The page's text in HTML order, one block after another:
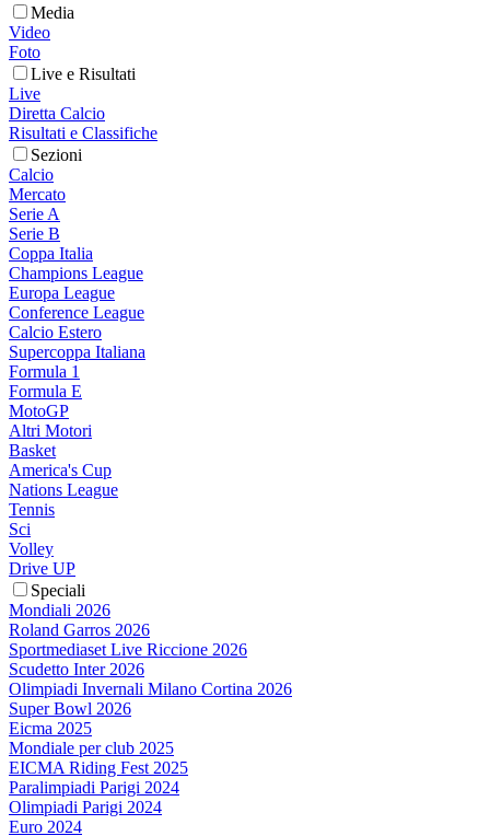
Media
Video
Foto
Live e Risultati
Live
Diretta Calcio
Risultati e Classifiche
Sezioni
Calcio
Mercato
Serie A
Serie B
Coppa Italia
Champions League
Europa League
Conference League
Calcio Estero
Supercoppa Italiana
Formula 1
Formula E
MotoGP
Altri Motori
Basket
America's Cup
Nations League
Tennis
Sci
Volley
Drive UP
Speciali
Mondiali 2026
Roland Garros 2026
Sportmediaset Live Riccione 2026
Scudetto Inter 2026
Olimpiadi Invernali Milano Cortina 2026
Super Bowl 2026
Eicma 2025
Mondiale per club 2025
EICMA Riding Fest 2025
Paralimpiadi Parigi 2024
Olimpiadi Parigi 2024
Euro 2024